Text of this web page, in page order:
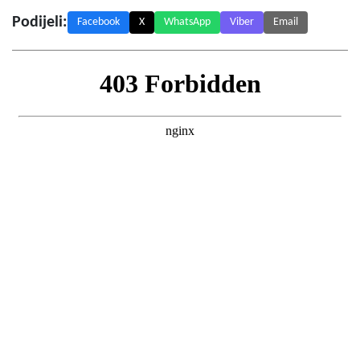
Podijeli: Facebook X WhatsApp Viber Email